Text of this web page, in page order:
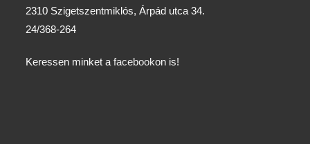
2310 Szigetszentmiklós, Árpád utca 34.
24/368-264
Keressen minket afacebookon is!